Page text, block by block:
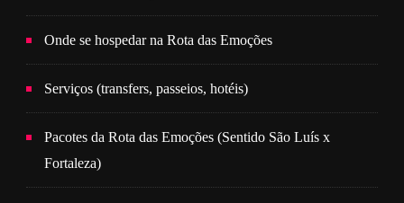
Onde se hospedar na Rota das Emoções
Serviços (transfers, passeios, hotéis)
Pacotes da Rota das Emoções (Sentido São Luís x
Fortaleza)